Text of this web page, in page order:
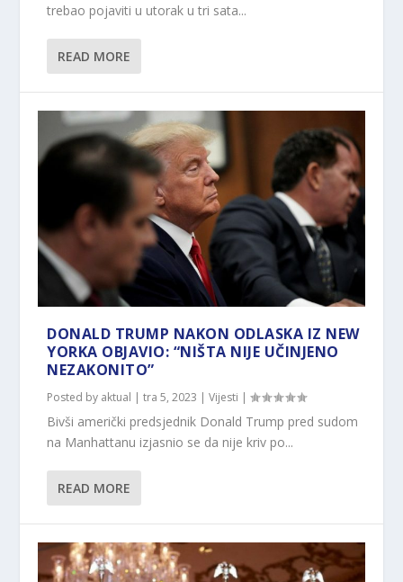
trebao pojaviti u utorak u tri sata...
READ MORE
DONALD TRUMP NAKON ODLASKA IZ NEW
YORKA OBJAVIO: “NIŠTA NIJE UČINJENO
NEZAKONITO”
Posted by aktual |tra 5, 2023 |Vijesti |
Bivši američki predsjednik Donald Trump pred sudom
na Manhattanu izjasnio se da nije kriv po...
READ MORE